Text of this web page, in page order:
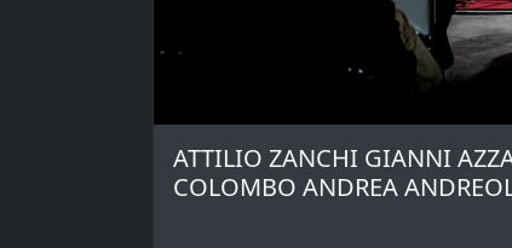
ATTILIO ZANCHI GIANNI
COLOMBO ANDREA